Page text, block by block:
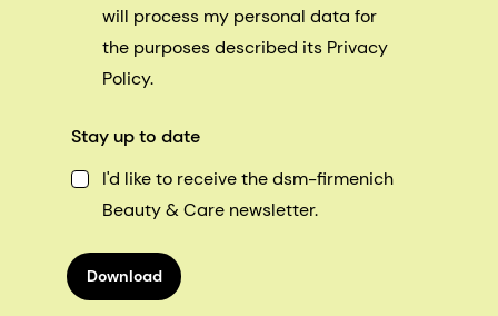
will process my personal data for
the purposes described its Privacy
Policy.
Stay up to date
I'd like to receive the dsm-firmenich
Beauty & Care newsletter.
Download